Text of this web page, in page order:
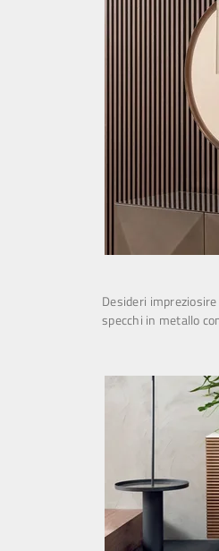
Desideri
specchi in metallo